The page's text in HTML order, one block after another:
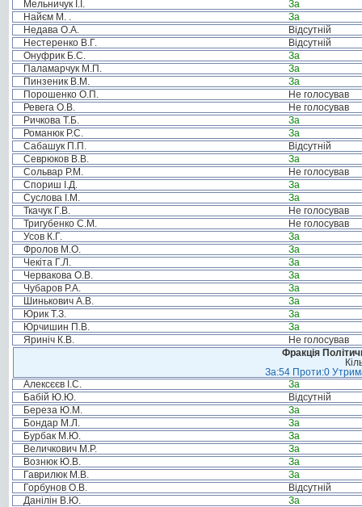
Мельничук І.І.
За
Найєм М. .
За
Недава О.А.
Відсутній
Нестеренко В.Г.
Відсутній
Онуфрик Б.С.
За
Паламарчук М.П.
За
Пинзеник В.М.
За
Порошенко О.П.
Не голосував
Ревега О.В.
Не голосував
Ричкова Т.Б.
За
Романюк Р.С.
За
Сабашук П.П.
Відсутній
Севрюков В.В.
За
Сольвар Р.М.
Не голосував
Спориш І.Д.
За
Суслова І.М.
За
Ткачук Г.В.
Не голосував
Тригубенко С.М.
Не голосував
Усов К.Г.
За
Фролов М.О.
За
Чекіта Г.Л.
За
Червакова О.В.
За
Чубаров Р.А.
За
Шинькович А.В.
За
Юрик Т.З.
За
Юрчишин П.В.
За
Яриніч К.В.
Не голосував
Фракція
За:54 Проти:0
Алексєєв І.С.
За
Бабій Ю.Ю.
Відсутній
Береза Ю.М.
За
Бондар М.Л.
За
Бурбак М.Ю.
За
Величкович М.Р.
За
Вознюк Ю.В.
За
Гаврилюк М.В.
За
Горбунов О.В.
Відсутній
Данілін В.Ю.
За